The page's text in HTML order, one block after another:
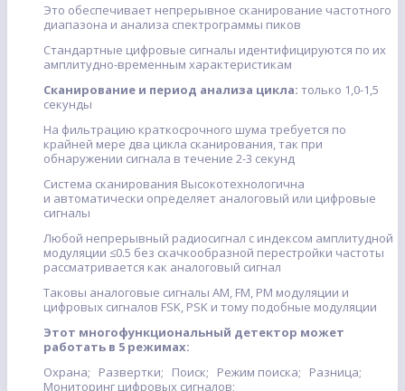
Это обеспечивает непрерывное сканирование частотного
диапазона и анализа спектрограммы пиков
Стандартные цифровые сигналы идентифицируются по их
амплитудно-временным характеристикам
Сканирование и период анализа цикла: только 1,0-1,5
секунды
На фильтрацию краткосрочного шума требуется по
крайней мере два цикла сканирования, так при
обнаружении сигнала в течение 2-3 секунд
Система сканирования Высокотехнологична
и автоматически определяет аналоговый или цифровые
сигналы
Любой непрерывный радиосигнал с индексом амплитудной
модуляции ≤0.5 без скачкообразной перестройки частоты
рассматривается как аналоговый сигнал
Таковы аналоговые сигналы AM, FM, PM модуляции и
цифровых сигналов FSK, PSK и тому подобные модуляции
Этот многофункциональный детектор может
работать в 5 режимах:
Охрана; Развертки; Поиск; Режим поиска; Разница;
Мониторинг цифровых сигналов;